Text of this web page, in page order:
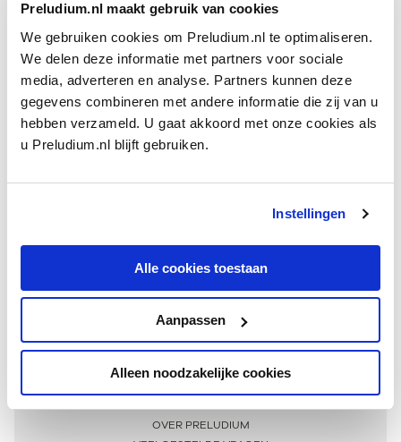
Preludium.nl maakt gebruik van cookies
We gebruiken cookies om Preludium.nl te optimaliseren.
We delen deze informatie met partners voor sociale
media, adverteren en analyse. Partners kunnen deze
gegevens combineren met andere informatie die zij van u
hebben verzameld. U gaat akkoord met onze cookies als
u Preludium.nl blijft gebruiken.
Instellingen
Alle cookies toestaan
Aanpassen
Alleen noodzakelijke cookies
Meer informatie
OVER PRELUDIUM